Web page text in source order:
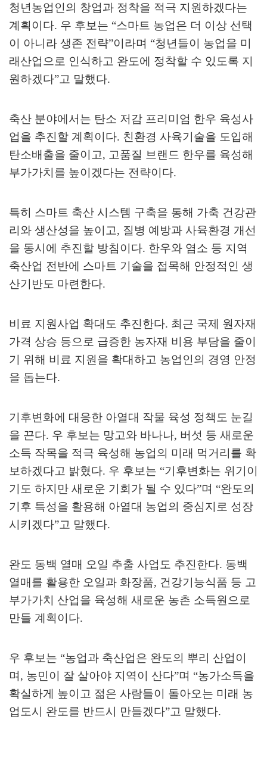
청년농업인의 창업과 정착을 적극 지원하겠다는
계획이다. 우 후보는 “스마트 농업은 더 이상 선택
이 아니라 생존 전략”이라며 “청년들이 농업을 미
래산업으로 인식하고 완도에 정착할 수 있도록 지
원하겠다”고 말했다.
축산 분야에서는 탄소 저감 프리미엄 한우 육성사
업을 추진할 계획이다. 친환경 사육기술을 도입해
탄소배출을 줄이고, 고품질 브랜드 한우를 육성해
부가가치를 높이겠다는 전략이다.
특히 스마트 축산 시스템 구축을 통해 가축 건강관
리와 생산성을 높이고, 질병 예방과 사육환경 개선
을 동시에 추진할 방침이다. 한우와 염소 등 지역
축산업 전반에 스마트 기술을 접목해 안정적인 생
산기반도 마련한다.
비료 지원사업 확대도 추진한다. 최근 국제 원자재
가격 상승 등으로 급증한 농자재 비용 부담을 줄이
기 위해 비료 지원을 확대하고 농업인의 경영 안정
을 돕는다.
기후변화에 대응한 아열대 작물 육성 정책도 눈길
을 끈다. 우 후보는 망고와 바나나, 버섯 등 새로운
소득 작목을 적극 육성해 농업의 미래 먹거리를 확
보하겠다고 밝혔다. 우 후보는 “기후변화는 위기이
기도 하지만 새로운 기회가 될 수 있다”며 “완도의
기후 특성을 활용해 아열대 농업의 중심지로 성장
시키겠다”고 말했다.
완도 동백 열매 오일 추출 사업도 추진한다. 동백
열매를 활용한 오일과 화장품, 건강기능식품 등 고
부가가치 산업을 육성해 새로운 농촌 소득원으로
만들 계획이다.
우 후보는 “농업과 축산업은 완도의 뿌리 산업이
며, 농민이 잘 살아야 지역이 산다”며 “농가소득을
확실하게 높이고 젊은 사람들이 돌아오는 미래 농
업도시 완도를 반드시 만들겠다”고 말했다.